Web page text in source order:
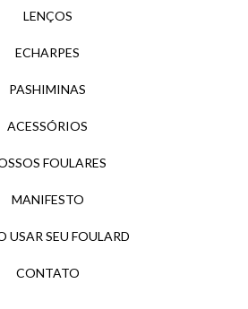
LENÇOS
ECHARPES
PASHIMINAS
ACESSÓRIOS
FOULARES
MANIFESTO
USAR SEU FOULARD
CONTATO